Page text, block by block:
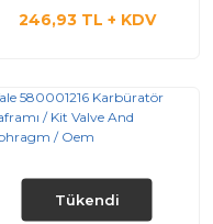
246,93 TL + KDV
Tükendi